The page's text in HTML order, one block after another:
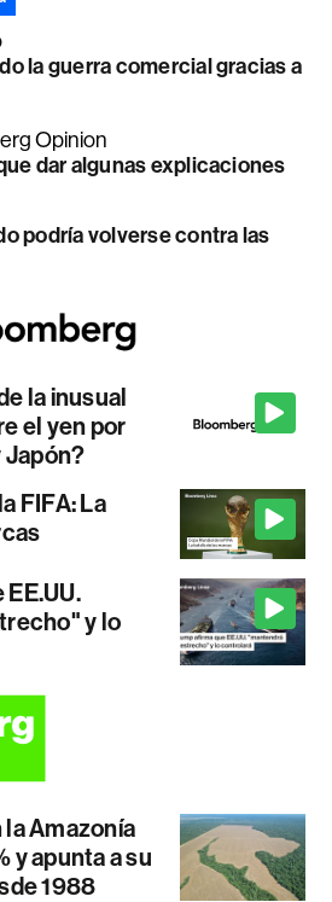
la guerra comercial gracias a
Opinion
dar algunas explicaciones
podría volverse contra las
la inusual
el yen por
Japón?
FIFA: La
y lo
Amazonía
y apunta a su
1988